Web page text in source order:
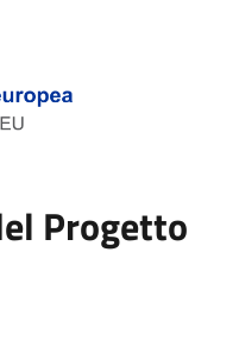
Progetto